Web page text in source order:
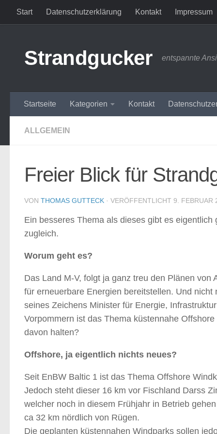
Zum Inhalt springen
Start Datenschutzerklärung Kontakt Impressum
Strandgucker entspannte
Startseite Kategorien Kontakt
ALLGEMEIN
Freier Blick für
VON THOMAS GUTTECK · VERÖFFENTLICHT 9. FEBRUAR
Ein besseres Thema als dieses gibt es
zugleich.
Worum geht es?
Das Land M-V, folgt ja ganz treu den Plänen
für erneuerbare Energien bereitstellen. Und
seines Zeichens Minister für Energie,
Vorpommern ist das Thema küstennahe
davon halten?
Offshore, ja eigentlich nichts neues?
Seit EnBW Baltic 1 ist das Thema Offshore
Jedoch steht dieser 16 km vor Fischland Darss
welcher noch in diesem Frühjahr in Betrieb
ca 32 km nördlich von Rügen.
Die geplanten küstennahen Windparks sollen